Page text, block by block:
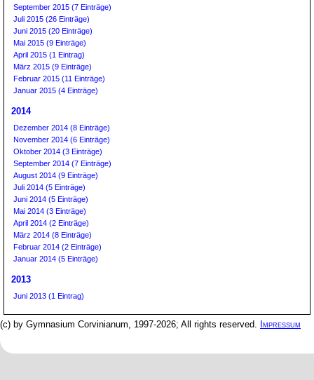
September 2015 (7 Einträge)
Juli 2015 (26 Einträge)
Juni 2015 (20 Einträge)
Mai 2015 (9 Einträge)
April 2015 (1 Eintrag)
März 2015 (9 Einträge)
Februar 2015 (11 Einträge)
Januar 2015 (4 Einträge)
2014
Dezember 2014 (8 Einträge)
November 2014 (6 Einträge)
Oktober 2014 (3 Einträge)
September 2014 (7 Einträge)
August 2014 (9 Einträge)
Juli 2014 (5 Einträge)
Juni 2014 (5 Einträge)
Mai 2014 (3 Einträge)
April 2014 (2 Einträge)
März 2014 (8 Einträge)
Februar 2014 (2 Einträge)
Januar 2014 (5 Einträge)
2013
Juni 2013 (1 Eintrag)
(c) by Gymnasium Corvinianum, 1997-2026; All rights reserved. Impressum